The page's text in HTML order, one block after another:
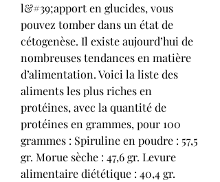
l&#39;apport en glucides, vous
pouvez tomber dans un état de
cétogenèse. Il existe aujourd’hui de
nombreuses tendances en matière
d’alimentation. Voici la liste des
aliments les plus riches en
protéines, avec la quantité de
protéines en grammes, pour 100
grammes : Spiruline en poudre : 57,5
gr. Morue sèche : 47,6 gr. Levure
alimentaire diététique : 40,4 gr.